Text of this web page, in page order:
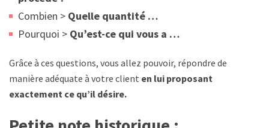
Combien > Quelle quantité …
Pourquoi > Qu’est-ce qui vous a …
Grâce à ces questions, vous allez pouvoir, répondre de
manière adéquate à votre client en lui proposant
exactement ce qu’il désire.